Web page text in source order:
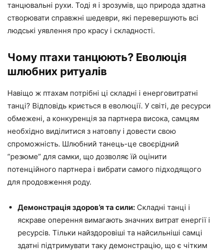
танцювальні рухи. Тоді я і зрозумів, що природа здатна
створювати справжні шедеври, які перевершують всі
людські уявлення про красу і складності.
Чому птахи танцюють? Еволюція
шлюбних ритуалів
Навіщо ж птахам потрібні ці складні і енерговитратні
танці? Відповідь криється в еволюції. У світі, де ресурси
обмежені, а конкуренція за партнера висока, самцям
необхідно виділитися з натовпу і довести свою
спроможність. Шлюбний танець-це своєрідний
“резюме” для самки, що дозволяє їй оцінити
потенційного партнера і вибрати самого підходящого
для продовження роду.
Демонстрація здоров’я та сили: Складні танці і
яскраве оперення вимагають значних витрат енергії і
ресурсів. Тільки найздоровіші та найсильніші самці
здатні підтримувати таку демонстрацію, що є чітким